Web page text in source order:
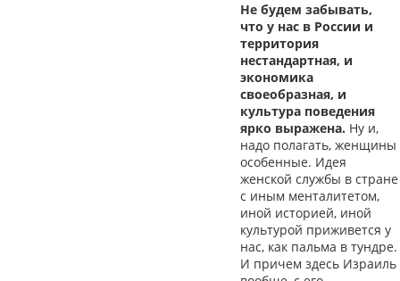
Не будем забывать,
что у нас в России и
территория
нестандартная, и
экономика
своеобразная, и
культура поведения
ярко выражена. Ну и,
надо полагать, женщины
особенные. Идея
женской службы в стране
с иным менталитетом,
иной историей, иной
культурой приживется у
нас, как пальма в тундре.
И причем здесь Израиль